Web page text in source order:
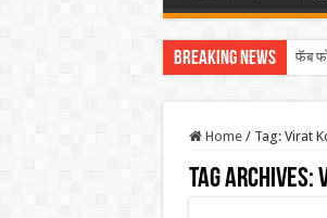
Breaking News फॅब
Home / Tag: Virat
Tag Archives: